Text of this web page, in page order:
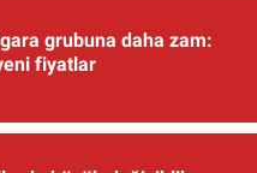
grubuna daha zam:
fiyatlar